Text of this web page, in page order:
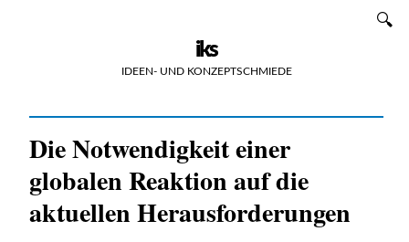
iks
IDEEN- UND KONZEPTSCHMIEDE
Die Notwendigkeit einer
globalen Reaktion auf die
aktuellen Herausforderungen